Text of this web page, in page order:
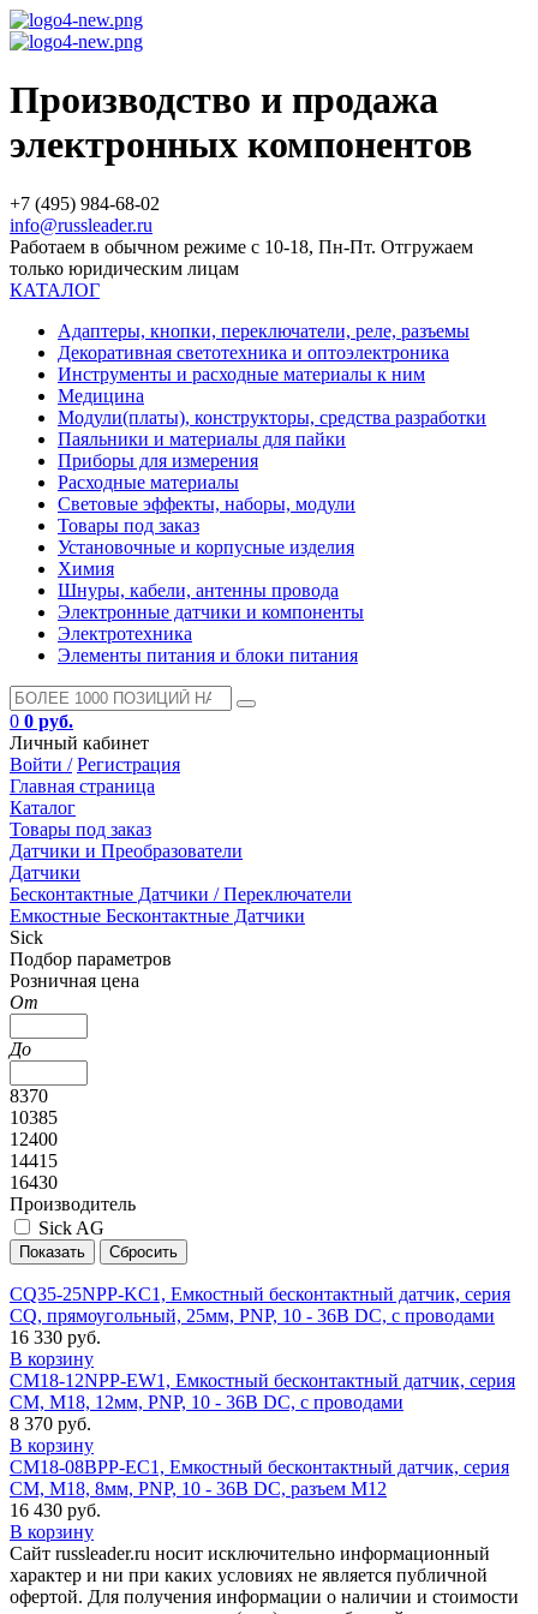
Производство и продажа
электронных компонентов
+7 (495) 984-68-02
info@russleader.ru
Работаем в обычном режиме с 10-18, Пн-Пт. Отгружаем
только юридическим лицам
КАТАЛОГ
Адаптеры, кнопки, переключатели, реле, разъемы
Декоративная светотехника и оптоэлектроника
Инструменты и расходные материалы к ним
Медицина
Модули(платы), конструкторы, средства разработки
Паяльники и материалы для пайки
Приборы для измерения
Расходные материалы
Световые эффекты, наборы, модули
Товары под заказ
Установочные и корпусные изделия
Химия
Шнуры, кабели, антенны провода
Электронные датчики и компоненты
Электротехника
Элементы питания и блоки питания
0 0 руб.
Личный кабинет
Войти / Регистрация
Главная страница
Каталог
Товары под заказ
Датчики и Преобразователи
Датчики
Бесконтактные Датчики / Переключатели
Емкостные Бесконтактные Датчики
Sick
Подбор параметров
Розничная цена
От
До
8370
10385
12400
14415
16430
Производитель
Sick AG
CQ35-25NPP-KC1, Емкостный бесконтактный датчик, серия
CQ, прямоугольный, 25мм, PNP, 10 - 36В DC, с проводами
16 330 руб.
В корзину
CM18-12NPP-EW1, Емкостный бесконтактный датчик, серия
CM, M18, 12мм, PNP, 10 - 36В DC, с проводами
8 370 руб.
В корзину
CM18-08BPP-EC1, Емкостный бесконтактный датчик, серия
CM, M18, 8мм, PNP, 10 - 36В DC, разъем M12
16 430 руб.
В корзину
Сайт russleader.ru носит исключительно информационный
характер и ни при каких условиях не является публичной
офертой. Для получения информации о наличии и стоимости